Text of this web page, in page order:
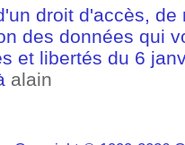
droit d'accès,
des données qui
et libertés du 6
alain